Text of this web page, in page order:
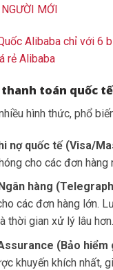
MỚI
Alibaba chỉ với 6
rẻ Alibaba
toán quốc tế
hình thức, phổ
nợ quốc tế (Visa/
cho các đơn hàng
hàng
các đơn hàng lớn.
thời gian xử lý lâu hơn.
(Bảo hiểm
khuyến khích nhất,